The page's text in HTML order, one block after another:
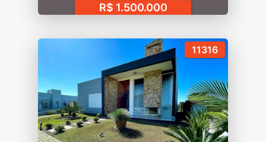
R$ 1.500.000
11316